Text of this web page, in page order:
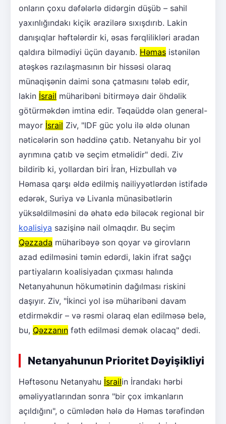
onların çoxu dəfələrlə didərgin düşüb – sahil
yaxınlığındakı kiçik ərazilərə sıxışdırıb. Lakin
danışıqlar həftələrdir ki, əsas fərqlilikləri aradan
qaldıra bilmədiyi üçün dayanıb. Həmas istənilən
atəşkəs razılaşmasının bir hissəsi olaraq
münaqişənin daimi sona çatmasını tələb edir,
lakin İsrail müharibəni bitirməyə dair öhdəlik
götürməkdən imtina edir. Təqaüddə olan general-
mayor İsrail Ziv, "IDF güc yolu ilə əldə olunan
nəticələrin son həddinə çatıb. Netanyahu bir yol
ayrımına çatıb və seçim etməlidir" dedi. Ziv
bildirib ki, yollardan biri İran, Hizbullah və
Həmasa qarşı əldə edilmiş nailiyyətlərdən istifadə
edərək, Suriya və Livanla münasibətlərin
yüksəldilməsini də əhatə edə biləcək regional bir
koalisiya sazişinə nail olmaqdır. Bu seçim
Qəzzada müharibəyə son qoyar və girovların
azad edilməsini təmin edərdi, lakin ifrat sağçı
partiyaların koalisiyadan çıxması halında
Netanyahunun hökumətinin dağılması riskini
daşıyır. Ziv, "İkinci yol isə müharibəni davam
etdirməkdir – və rəsmi olaraq elan edilməsə belə,
bu, Qəzzanın fəth edilməsi demək olacaq" dedi.
Netanyahunun Prioritet Dəyişikliyi
Həftəsonu Netanyahu İsrailin İrandakı hərbi
əməliyyatlarından sonra "bir çox imkanların
açıldığını", o cümlədən hələ də Həmas tərəfindən